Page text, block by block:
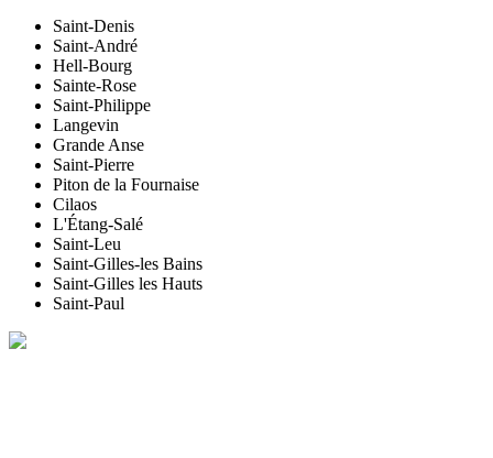
Saint-Denis
Saint-André
Hell-Bourg
Sainte-Rose
Saint-Philippe
Langevin
Grande Anse
Saint-Pierre
Piton de la Fournaise
Cilaos
L'Étang-Salé
Saint-Leu
Saint-Gilles-les Bains
Saint-Gilles les Hauts
Saint-Paul